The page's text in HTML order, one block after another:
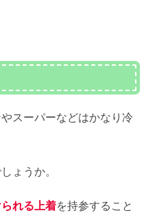
スーパーなどはかなり冷
ょうか。
れる上着を持参すること